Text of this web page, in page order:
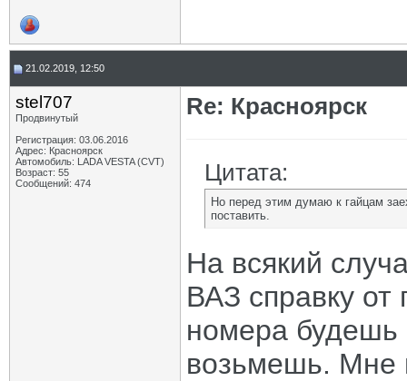
21.02.2019, 12:50
stel707
Продвинутый
Регистрация: 03.06.2016
Адрес: Красноярск
Автомобиль: LADA VESTA (CVT)
Возраст: 55
Сообщений: 474
Re: Красноярск
Цитата:
Но перед этим думаю к гайцам
поставить.
На всякий
ВАЗ справку от
номера будешь
возьмешь. Мне